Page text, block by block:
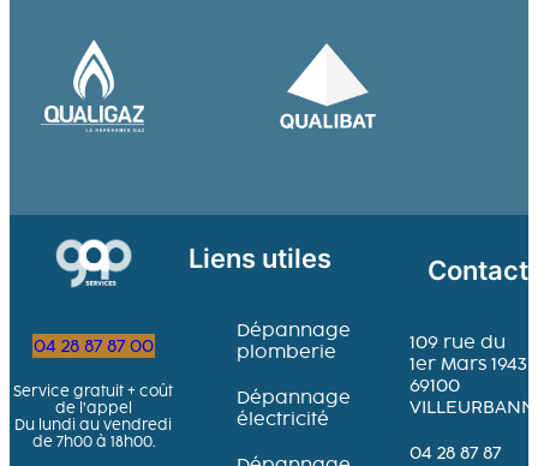
Liens utiles
Dépannage
plomberie
Dépannage
électricité
04 28 87 87 00
Service gratuit + coût
de l’appel
Du lundi au vendredi
de 7h00 à 18h00.
Contact
109 rue du
1er Mars 1943
69100
04 28 87 87